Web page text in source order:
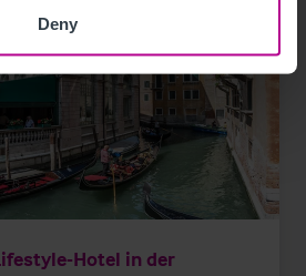
Deny
Hotel in der